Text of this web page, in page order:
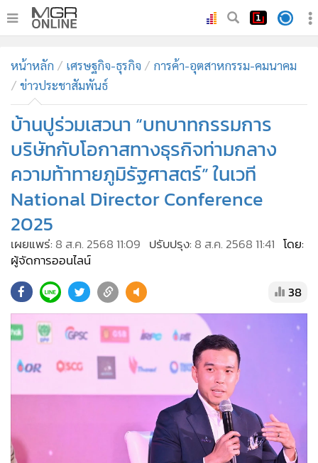
ทันเหตุการณ์
ภาคใต้
• ภูมิภาค
• Online Section
• ผู้จัดการรายวัน
• คอลัมนิสต์
• ละคร
• CbizReview
• ผู้จัดกวน
• Good health & Well-being
• Green Innovation & SD
Management & HR
• ท่องเที่ยว
หน้าหลัก เศรษฐกิจ-ธุรกิจ
การค้า-อุตสาหกรรม-คมนาคม
ข่าวประชาสัมพันธ์
บ้านปูร่วมเสวนา “บทบาทกรรมการ
บริษัทกับโอกาสทางธุรกิจท่ามกลาง
ความท้าทายภูมิรัฐศาสตร์” ในเวที
National Director Conference
2025
เผยแพร่: 8 ส.ค. 2568 11:09 ปรับปรุง: 8 ส.ค. 2568 11:41 โดย:
ผู้จัดการออนไลน์
38